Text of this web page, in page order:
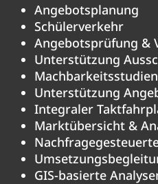
Angebotsplanung
Schülerverkehr
Angebotsprüfung &
Unterstützung
Machbarkeitsstudien
Unterstützung
Integraler
Marktübersicht &
GIS-basierte